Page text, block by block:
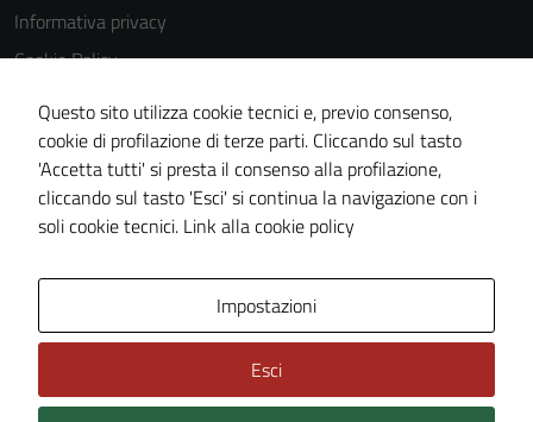
Informativa privacy
Cookie Policy
Note legali
Dichiarazione di accessibilità
Piano di miglioramento del sito
Certificazione sistema gestione qualità
Questo sito utilizza cookie tecnici e, previo consenso,
cookie di profilazione di terze parti. Cliccando sul tasto
'Accetta tutti' si presta il consenso alla profilazione,
cliccando sul tasto 'Esci' si continua la navigazione con i
soli cookie tecnici. Link alla cookie policy
Impostazioni
Esci